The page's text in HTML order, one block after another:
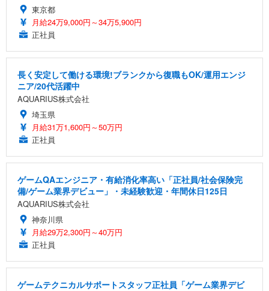
東京都
月給24万9,000円～34万5,900円
正社員
長く安定して働ける環境!ブランクから復職もOK/運用エンジ
ニア/20代活躍中
AQUARIUS株式会社
埼玉県
月給31万1,600円～50万円
正社員
ゲームQAエンジニア・有給消化率高い「正社員/社会保険完
備/ゲーム業界デビュー」・未経験歓迎・年間休日125日
AQUARIUS株式会社
神奈川県
月給29万2,300円～40万円
正社員
ゲームテクニカルサポートスタッフ正社員「ゲーム業界デビ